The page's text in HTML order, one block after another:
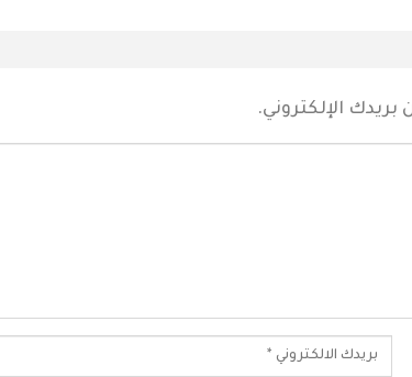
الإلكتروني.